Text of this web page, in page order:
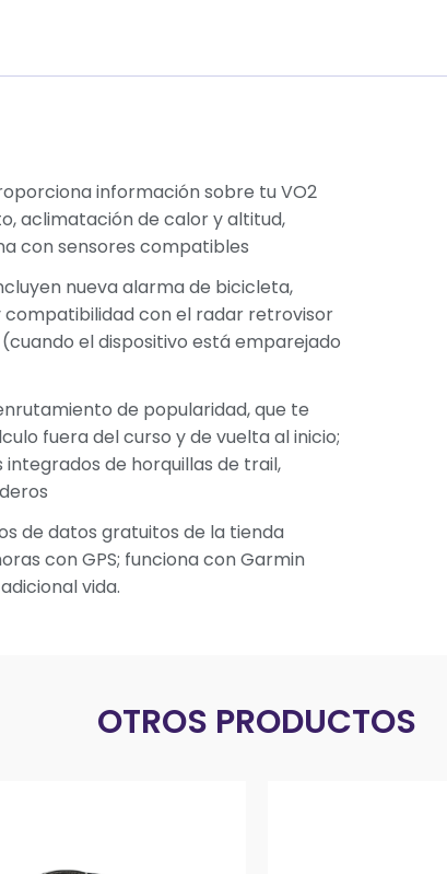
información sobre tu VO2
aclimatación de calor y altitud,
con sensores compatibles
nueva alarma de bicicleta,
compatibilidad con el radar retrovisor
el dispositivo está emparejado
de popularidad, que te
fuera del curso y de vuelta al inicio;
de horquillas de trail,
de datos gratuitos de la tienda
con GPS; funciona con Garmin
vida.
OTROS PRODUCTOS